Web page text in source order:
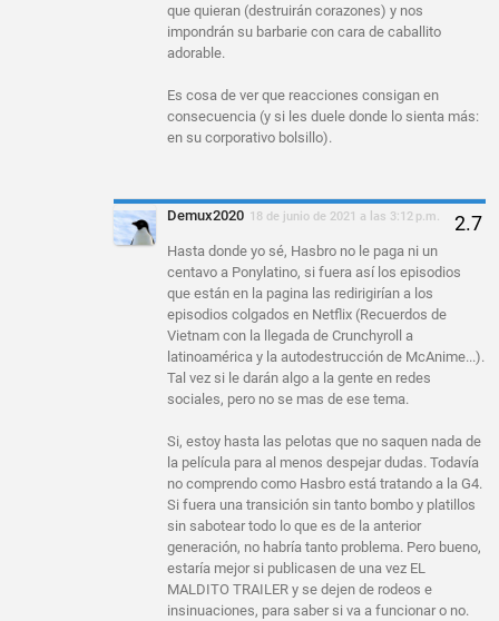
que quieran (destruirán corazones) y nos
impondrán su barbarie con cara de caballito
adorable.
Es cosa de ver que reacciones consigan en
consecuencia (y si les duele donde lo sienta más:
en su corporativo bolsillo).
Demux2020 18 de junio de 2021 a las 3:12 p.m.
Hasta donde yo sé, Hasbro no le paga ni un
centavo a Ponylatino, si fuera así los episodios
que están en la pagina las redirigirían a los
episodios colgados en Netflix (Recuerdos de
Vietnam con la llegada de Crunchyroll a
latinoamérica y la autodestrucción de McAnime...).
Tal vez si le darán algo a la gente en redes
sociales, pero no se mas de ese tema.
Si, estoy hasta las pelotas que no saquen nada de
la película para al menos despejar dudas. Todavía
no comprendo como Hasbro está tratando a la G4.
Si fuera una transición sin tanto bombo y platillos
sin sabotear todo lo que es de la anterior
generación, no habría tanto problema. Pero bueno,
estaría mejor si publicasen de una vez EL
MALDITO TRAILER y se dejen de rodeos e
insinuaciones, para saber si va a funcionar o no.